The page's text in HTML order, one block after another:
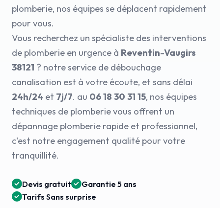
plomberie, nos équipes se déplacent rapidement
pour vous.
Vous recherchez un spécialiste des interventions
de plomberie en urgence à Reventin-Vaugirs
38121 ? notre service de débouchage
canalisation est à votre écoute, et sans délai
24h/24 et 7j/7. au 06 18 30 31 15, nos équipes
techniques de plomberie vous offrent un
dépannage plomberie rapide et professionnel,
c'est notre engagement qualité pour votre
tranquillité.
Devis gratuit
Garantie 5 ans
Tarifs Sans surprise